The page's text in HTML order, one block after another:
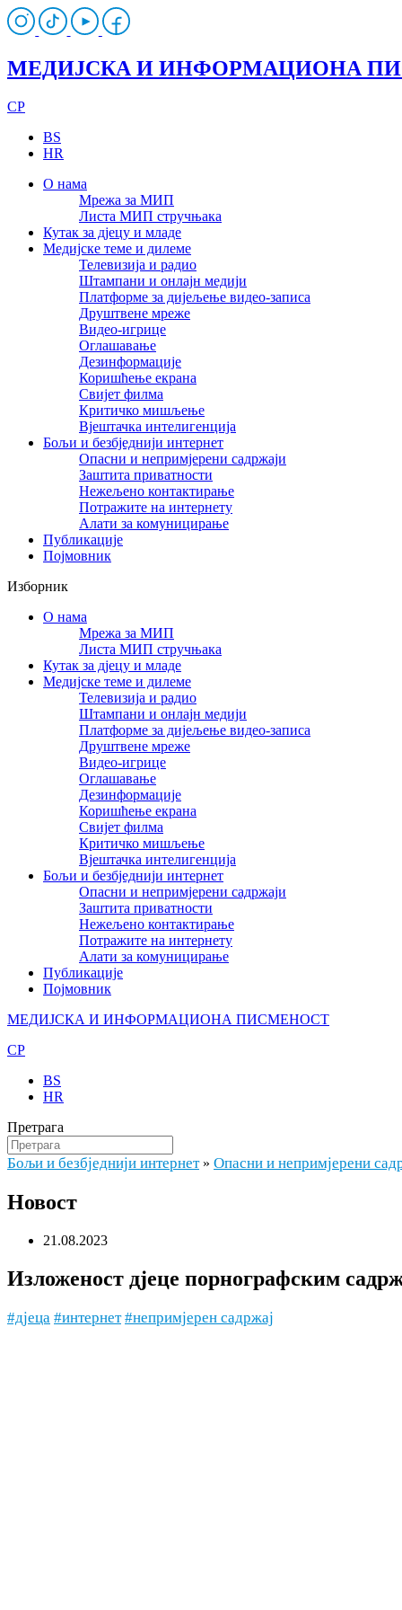
МЕДИЈСКА И ИНФОРМАЦИОНА
CP
BS
HR
О нама
Мрежа за МИП
Листа МИП стручњака
Кутак за дјецу и младе
Медијске теме и дилеме
Телевизија и радио
Штампани и онлајн медији
Платформе за дијељење видео-записа
Друштвене мреже
Видео-игрице
Оглашавање
Дезинформације
Коришћење екрана
Свијет филма
Критичко мишљење
Вјештачка интелигенција
Бољи и безбједнији интернет
Опасни и непримјерени садржаји
Заштита приватности
Нежељено контактирање
Потражите на интернету
Алати за комуницирање
Публикације
Појмовник
Изборник
О нама
Мрежа за МИП
Листа МИП стручњака
Кутак за дјецу и младе
Медијске теме и дилеме
Телевизија и радио
Штампани и онлајн медији
Платформе за дијељење видео-записа
Друштвене мреже
Видео-игрице
Оглашавање
Дезинформације
Коришћење екрана
Свијет филма
Критичко мишљење
Вјештачка интелигенција
Бољи и безбједнији интернет
Опасни и непримјерени садржаји
Заштита приватности
Нежељено контактирање
Потражите на интернету
Алати за комуницирање
Публикације
Појмовник
МЕДИЈСКА И ИНФОРМАЦИОНА ПИСМЕНОСТ
CP
BS
HR
Претрага
Бољи и безбједнији интернет» Опасни и непримјерени
Новост
21.08.2023
Изложеност дјеце порнографским
#дјеца #интернет #непримјерен садржај